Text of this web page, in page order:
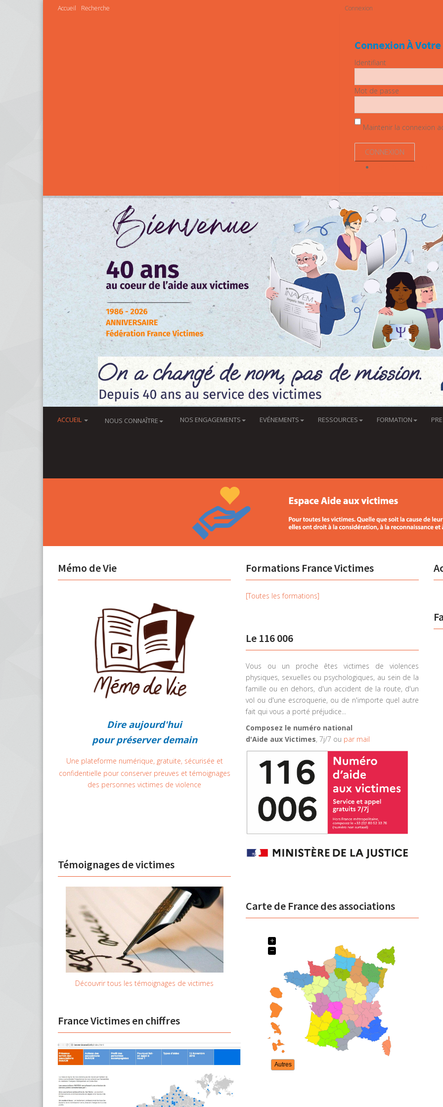
Accueil Recherche Connexion
Connexion À
Identifiant
Mot de passe
Maintenir la connexion
ACCUEIL NOUS CONNAÎTRE NOS ENGAGEMENTS EVÉNEMENTS RESSOURCES FORMATION
Mémo de Vie
Dire aujourd'hui
pour préserver demain
Une plateforme numérique, gratuite, sécurisée et
confidentielle pour conserver preuves et témoignages
des personnes victimes de violence
Témoignages de victimes
Découvrir tous les témoignages de victimes
France Victimes en chiffres
Formations France Victimes
[Toutes les formations]
Le 116 006
Vous ou un proche êtes victimes de violences
physiques, sexuelles ou psychologiques, au sein de la
famille ou en dehors, d'un accident de la route, d'un
vol ou d'une escroquerie, ou de n'importe quel autre
fait qui vous a porté préjudice...
Composez le numéro national
d'Aide aux Victimes, 7j/7 ou par mail
Carte de France des associations